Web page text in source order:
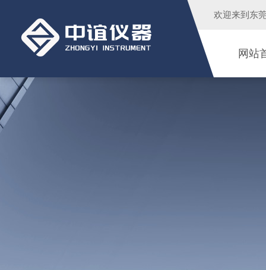
欢迎来到 东
网站